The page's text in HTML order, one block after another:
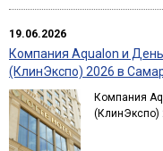
19.06.2026
Компания Aqualon и
(КлинЭкспо) 2026 в
Компания
(КлинЭкспо)